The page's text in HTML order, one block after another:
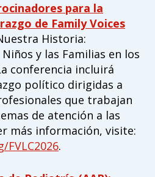
para la
de Family Voices
Historia:
y las Familias en los
conferencia incluirá
político dirigidas a
que trabajan
de atención a las
más información, visite:
FVLC2026.
is funded by Dr. David Nichols
to learn more.
tax-deductible